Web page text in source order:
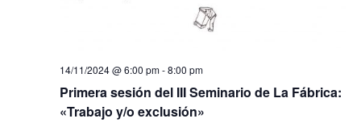
14/11/2024 @ 6:00 pm-8:00 pm
Primera sesión del III Seminario de La Fábrica:
«Trabajo y/o exclusión»